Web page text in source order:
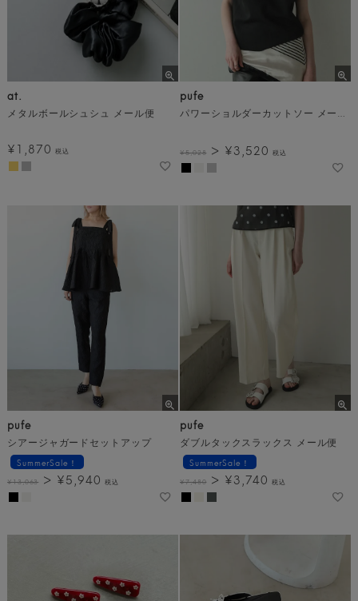
at.
メタルボールシュシュ メール便
¥1,870 税込
pufe
パワーショルダーカットソー メール便
¥5,028 ¥3,520 税込
pufe
シアージャガードセットアップ
SummerSale！
¥13,063 ¥5,940 税込
pufe
ダブルタックスラックス メール便
SummerSale！
¥7,480 ¥3,740 税込